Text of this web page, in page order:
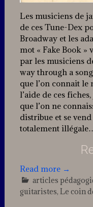
Les musiciens de
de ces Tune-Dex
Broadway et les
mot « Fake Book »
par les musiciens
way through a
que l’on connait le
l’aide de ces
que l’on ne
distribue et se
totalement
Read more →
articles
guitaristes, Le coin